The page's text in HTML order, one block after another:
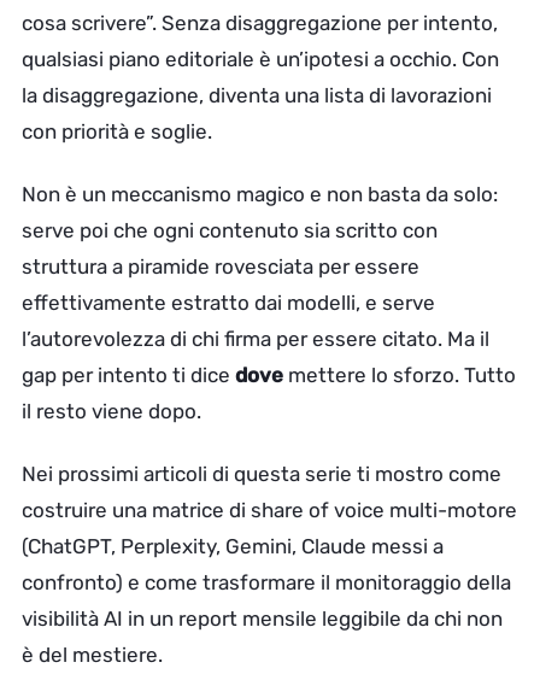
cosa scrivere”. Senza disaggregazione per intento,
qualsiasi piano editoriale è un’ipotesi a occhio. Con
la disaggregazione, diventa una lista di lavorazioni
con priorità e soglie.
Non è un meccanismo magico e non basta da solo:
serve poi che ogni contenuto sia scritto con
struttura a piramide rovesciata per essere
effettivamente estratto dai modelli, e serve
l’autorevolezza di chi firma per essere citato. Ma il
gap per intento ti dice dove mettere lo sforzo. Tutto
il resto viene dopo.
Nei prossimi articoli di questa serie ti mostro come
costruire una matrice di share of voice multi-motore
(ChatGPT, Perplexity, Gemini, Claude messi a
confronto) e come trasformare il monitoraggio della
visibilità AI in un report mensile leggibile da chi non
è del mestiere.